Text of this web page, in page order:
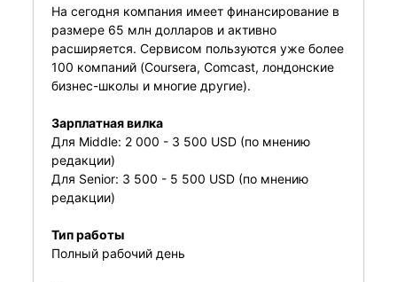
На сегодня компания имеет финансирование в
размере 65 млн долларов и активно
расширяется. Сервисом пользуются уже более
100 компаний (Coursera, Comcast, лондонские
бизнес-школы и многие другие).
Зарплатная вилка
Для Middle: 2 000 - 3 500 USD (по мнению
редакции)
Для Senior: 3 500 - 5 500 USD (по мнению
редакции)
Тип работы
Полный рабочий день